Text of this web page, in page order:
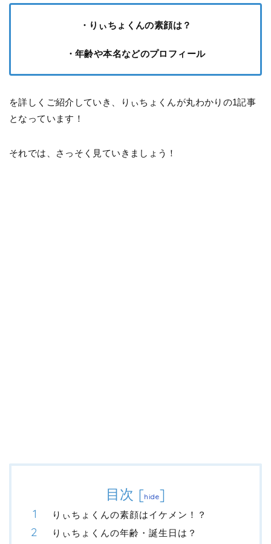
・りぃちょくんの素顔は？
・年齢や本名などのプロフィール
を詳しくご紹介していき、りぃちょくんが丸わかりの1記事
となっています！
それでは、さっそく見ていきましょう！
目次 [hide]
りぃちょくんの素顔はイケメン！？
りぃちょくんの年齢・誕生日は？